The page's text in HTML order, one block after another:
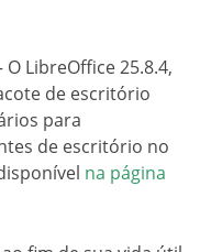
LibreOffice 25.8.4,
de escritório
para
de escritório no
na página